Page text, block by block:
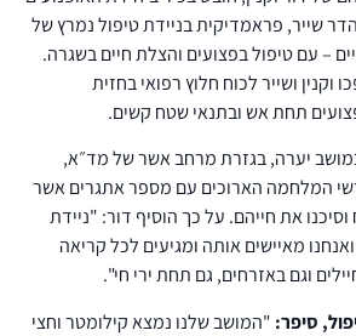
שייר, פראמדיקית בניידת טיפול נמרץ של
– עם טיפול בפצועים והצלת חיים בשגרה.
ושייר לכוח חלוץ רפואי בחזית
תחת אש ובתנאי שטח קשים.
יערה, בגזרת מרחב אשר של מד״א,
המלחמה הארוכים עם מספר אתגרים אשר
את חייהם. על כך הוסיף דור: "ניידת
מאיישים אותה ומגיעים לכל קריאה
וגם באזרחים, גם תחת ירי חי".
סיפר: "המושב שלנו נמצא קילומטר וחצי